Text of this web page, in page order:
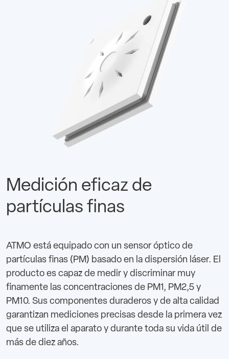
Medición eficaz de
partículas finas
ATMO está equipado con un sensor óptico de
partículas finas (PM) basado en la dispersión láser. El
producto es capaz de medir y discriminar muy
finamente las concentraciones de PM1, PM2,5 y
PM10. Sus componentes duraderos y de alta calidad
garantizan mediciones precisas desde la primera vez
que se utiliza el aparato y durante toda su vida útil de
más de diez años.